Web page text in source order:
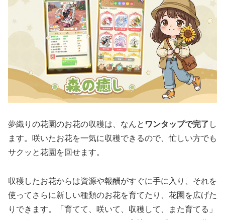
夢織りの花園のお花の収穫は、なんと ワンタップで完了 し
ます。咲いたお花を一気に収穫できるので、忙しい方でも
サクッと花園を回せます。
収穫したお花からは資源や報酬がすぐに手に入り、それを
使ってさらに新しい種類のお花を育てたり、花園を広げた
りできます。「育てて、咲いて、収穫して、また育てる」